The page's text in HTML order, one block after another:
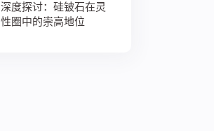
深度探讨：硅铍石在灵
性圈中的崇高地位